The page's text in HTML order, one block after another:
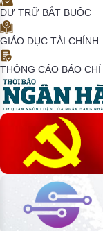
DỰ TRỮ BẮT BUỘC
GIÁO DỤC TÀI CHÍNH
THÔNG CÁO BÁO CHÍ